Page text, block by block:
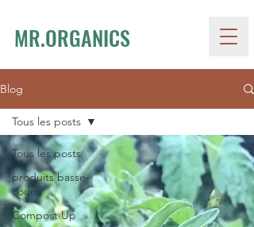
MR.ORGANICS
Blog
Tous les posts
produits basse-
cour
Compost Up
Tous les posts